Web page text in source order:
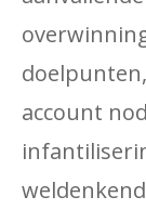
account